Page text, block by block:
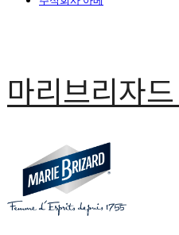
마리브리자